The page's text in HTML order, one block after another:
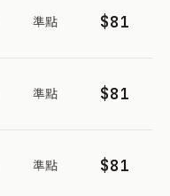
準點 $81
準點 $81
準點 $81